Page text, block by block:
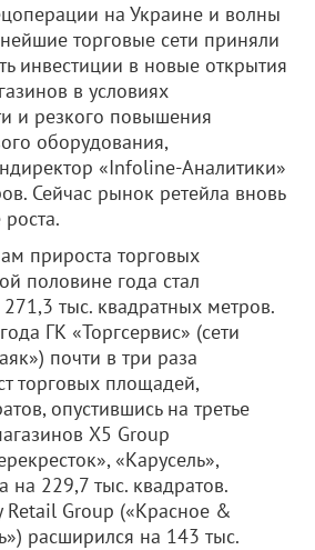
на Украине и волны
торговые сети приняли
инвестиции в новые открытия
в условиях
и резкого повышения
оборудования,
«Infoline-Аналитики»
Сейчас рынок ретейла вновь
прироста торговых
половине года стал
тыс. квадратных метров.
ГК «Торгсервис» (сети
почти в три раза
торговых площадей,
опустившись на третье
X5 Group
«Карусель»,
на 229,7 тыс. квадратов.
Retail Group («Красное &
расширился на 143 тыс.